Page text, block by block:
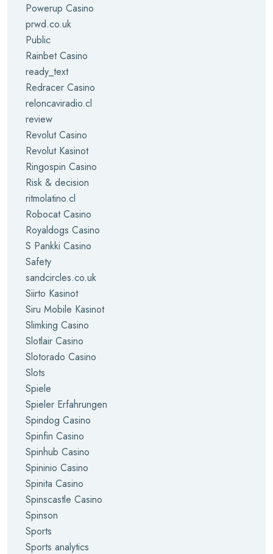
Powerup Casino
prwd.co.uk
Public
Rainbet Casino
ready_text
Redracer Casino
reloncaviradio.cl
review
Revolut Casino
Revolut Kasinot
Ringospin Casino
Risk & decision
ritmolatino.cl
Robocat Casino
Royaldogs Casino
S Pankki Casino
Safety
sandcircles.co.uk
Siirto Kasinot
Siru Mobile Kasinot
Slimking Casino
Slotlair Casino
Slotorado Casino
Slots
Spiele
Spieler Erfahrungen
Spindog Casino
Spinfin Casino
Spinhub Casino
Spininio Casino
Spinita Casino
Spinscastle Casino
Spinson
Sports
Sports analytics